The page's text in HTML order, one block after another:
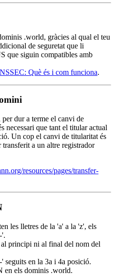
.world, gràcies al qual el teu
de seguretat que li
que siguin compatibles amb
Què és i com funciona.
dur a terme el canvi de
que tant el titular actual
Un cop el canvi de titularitat és
a un altre registrador
resources/pages/transfer-
les lletres de la 'a' a la 'z', els
'.
principi ni al final del nom del
seguits en la 3a i 4a posició.
en els dominis .world.